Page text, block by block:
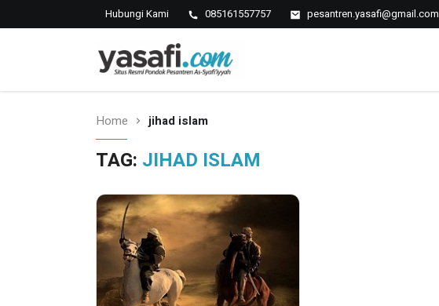
Hubungi Kami 085161557757 pesantren.yasafi@gmail.com
Home jihad islam
TAG: JIHAD ISLAM